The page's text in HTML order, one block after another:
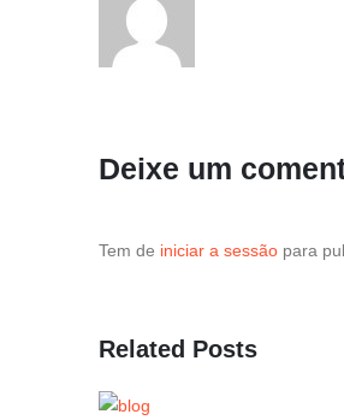
Deixe um
Tem de iniciar a sessão para
Related Posts